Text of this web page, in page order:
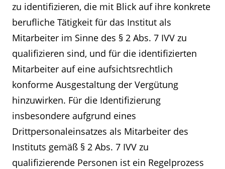
zu identifizieren, die mit Blick auf ihre konkrete
berufliche Tätigkeit für das Institut als
Mitarbeiter im Sinne des § 2 Abs. 7 IVV zu
qualifizieren sind, und für die identifizierten
Mitarbeiter auf eine aufsichtsrechtlich
konforme Ausgestaltung der Vergütung
hinzuwirken. Für die Identifizierung
insbesondere aufgrund eines
Drittpersonaleinsatzes als Mitarbeiter des
Instituts gemäß § 2 Abs. 7 IVV zu
qualifizierende Personen ist ein Regelprozess